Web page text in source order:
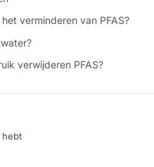
verminderen van PFAS?
verwijderen PFAS?
hebt